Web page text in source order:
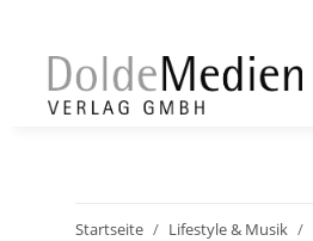
Startseite Lifestyle & Musik